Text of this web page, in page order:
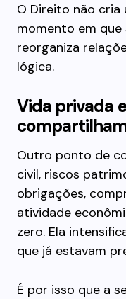
O Direito não cria
momento em que
reorganiza
lógica.
Vida privada
Outro ponto de
civil, riscos
obrigações,
atividade
zero. Ela
que já estavam
É por isso que a